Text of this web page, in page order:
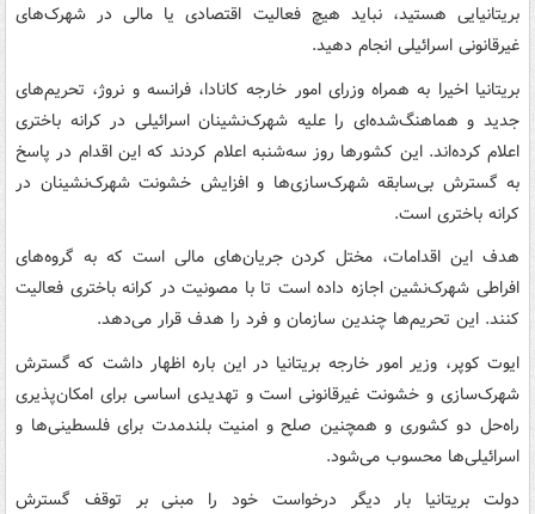
بریتانیایی هستید، نباید هیچ فعالیت اقتصادی یا مالی در شهرک‌های
غیرقانونی اسرائیلی انجام دهید.
بریتانیا اخیرا به همراه وزرای امور خارجه کانادا، فرانسه و نروژ، تحریم‌های
جدید و هماهنگ‌شده‌ای را علیه شهرک‌نشینان اسرائیلی در کرانه باختری
اعلام کرده‌اند. این کشورها روز سه‌شنبه اعلام کردند که این اقدام در پاسخ
به گسترش بی‌سابقه شهرک‌سازی‌ها و افزایش خشونت شهرک‌نشینان در
کرانه باختری است.
هدف این اقدامات، مختل کردن جریان‌های مالی است که به گروه‌های
افراطی شهرک‌نشین اجازه داده است تا با مصونیت در کرانه باختری فعالیت
کنند. این تحریم‌ها چندین سازمان و فرد را هدف قرار می‌دهد.
ایوت کوپر، وزیر امور خارجه بریتانیا در این باره اظهار داشت که گسترش
شهرک‌سازی و خشونت غیرقانونی است و تهدیدی اساسی برای امکان‌پذیری
راه‌حل دو کشوری و همچنین صلح و امنیت بلندمدت برای فلسطینی‌ها و
اسرائیلی‌ها محسوب می‌شود.
دولت بریتانیا بار دیگر درخواست خود را مبنی بر توقف گسترش